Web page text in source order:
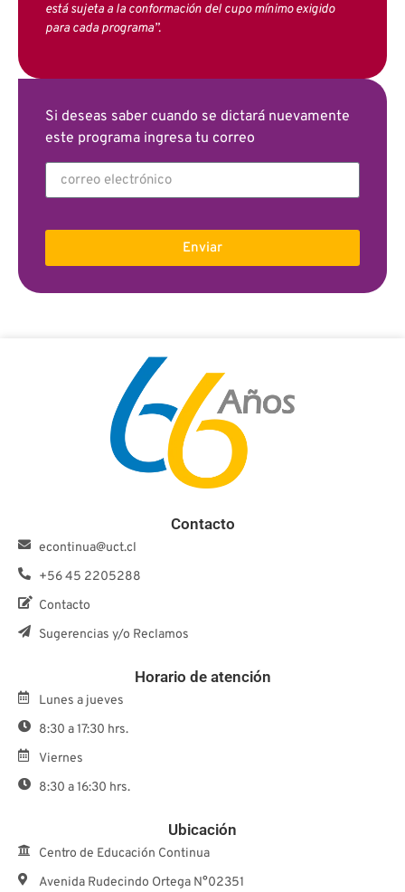
está sujeta a la conformación del cupo mínimo exigido
para cada programa”.
Si deseas saber cuando se dictará nuevamente
este programa ingresa tu correo
Enviar
Contacto
econtinua@uct.cl
+56 45 2205288
Contacto
Sugerencias y/o Reclamos
Horario de atención
Lunes a jueves
8:30 a 17:30 hrs.
Viernes
8:30 a 16:30 hrs.
Ubicación
Centro de Educación Continua
Avenida Rudecindo Ortega N°02351